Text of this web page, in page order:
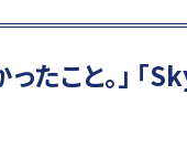
たこと。」